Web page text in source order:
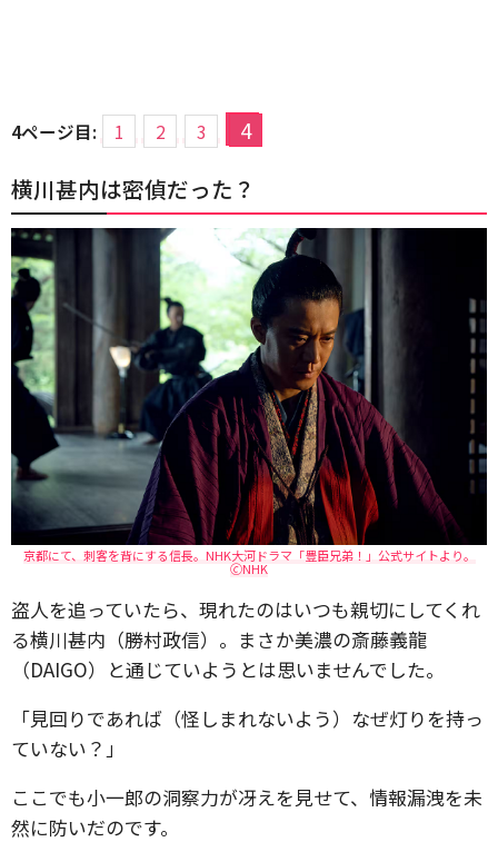
4ページ目: 1 2 3 4
横川甚内は密偵だった？
京都にて、刺客を背にする信長。NHK大河ドラマ「豊臣兄弟！」公式サイトより。
🄫NHK
盗人を追っていたら、現れたのはいつも親切にしてくれ
る横川甚内（勝村政信）。まさか美濃の斎藤義龍
（DAIGO）と通じていようとは思いませんでした。
「見回りであれば（怪しまれないよう）なぜ灯りを持っ
ていない？」
ここでも小一郎の洞察力が冴えを見せて、情報漏洩を未
然に防いだのです。